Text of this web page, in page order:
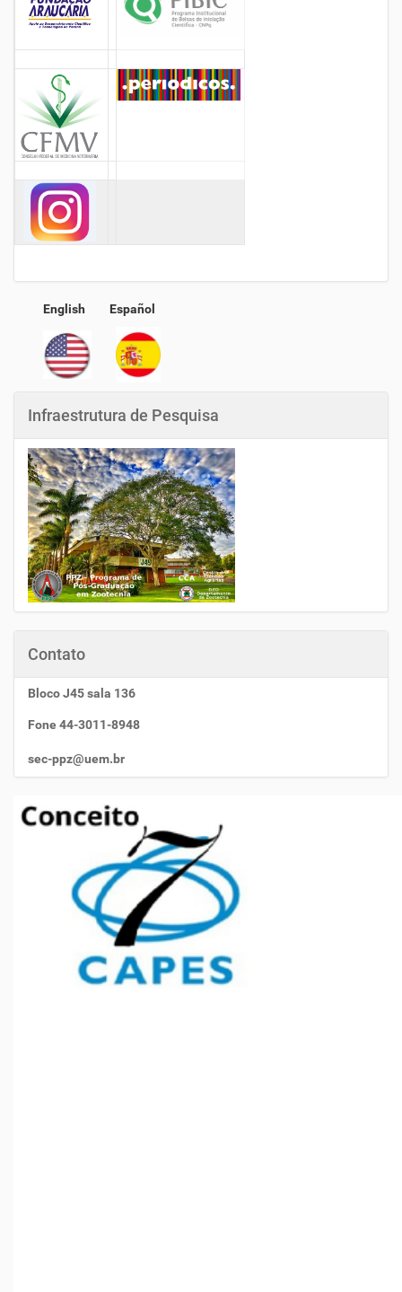
English Español
Infraestrutura de Pesquisa
Contato
Bloco J45 sala 136
Fone 44-3011-8948
sec-ppz@uem.br